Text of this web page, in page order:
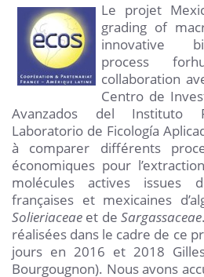
Le projet
grading of
innovative
process
collaboration
Centro de
Avanzados del Instituto
Laboratorio de Ficología
à comparer différents
économiques pour
molécules actives issues
françaises et mexicaines
Solieriaceae et de Sargassaceae
réalisées dans le cadre de ce
jours en 2016 et 2018
Bourgougnon). Nous avons